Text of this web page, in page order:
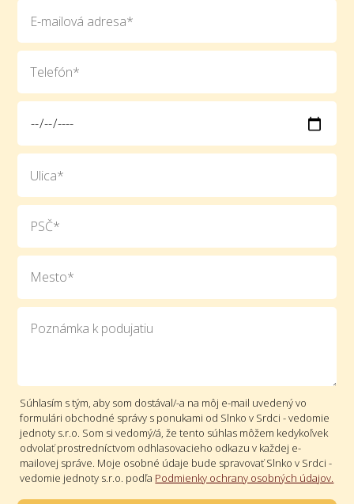
Súhlasím s tým, aby som dostával/-a na môj e-mail uvedený vo
formulári obchodné správy s ponukami od Slnko v Srdci - vedomie
jednoty s.r.o. Som si vedomý/á, že tento súhlas môžem kedykoľvek
odvolať prostredníctvom odhlasovacieho odkazu v každej e-
mailovej správe. Moje osobné údaje bude spravovať Slnko v Srdci -
vedomie jednoty s.r.o. podľa Podmienky ochrany osobných údajov.